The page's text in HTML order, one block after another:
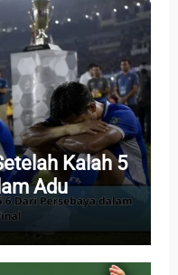
Kalah 5
Adu